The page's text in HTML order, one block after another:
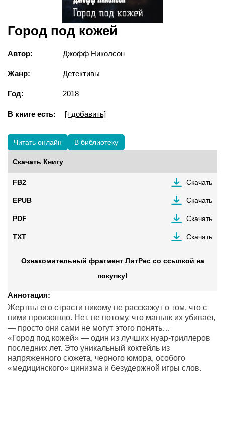
Город под кожей
Автор: Джофф Николсон
Жанр: Детективы
Год: 2018
В книге есть: [+добавить]
Читать онлайн В библиотеку
Скачать Книгу
FB2 Скачать
EPUB Скачать
PDF Скачать
TXT Скачать
Ознакомительный фрагмент ЛитРес со ссылкой на
покупку!
Аннотация:
Жертвы его страсти никому не расскажут о том, что с
ними произошло. Нет, не потому, что маньяк их убивает,
— просто они сами не могут этого понять…
«Город под кожей» — один из лучших нуар-триллеров
последних лет. Это уникальный коктейль из
напряженного сюжета, черного юмора, особого
«медицинского» цинизма и безудержной игры слов.